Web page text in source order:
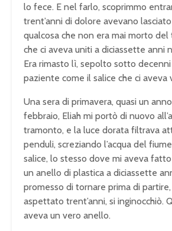
lo fece. E nel farlo, scoprimmo
trent’anni di dolore avevano
qualcosa che non era mai morto del
che ci aveva uniti a diciassette anni
Era rimasto lì, sepolto sotto decenni
paziente come il salice che ci aveva
Una sera di primavera, quasi un
febbraio, Eliah mi portò di nuovo
tramonto, e la luce dorata filtrava
penduli, screziando l’acqua del
salice, lo stesso dove mi aveva
un anello di plastica a diciassette
promesso di tornare prima di
aspettato trent’anni, si inginocchiò.
aveva un vero anello.